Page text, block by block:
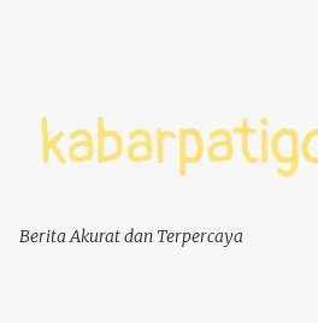
Berita Akurat dan Terpercaya